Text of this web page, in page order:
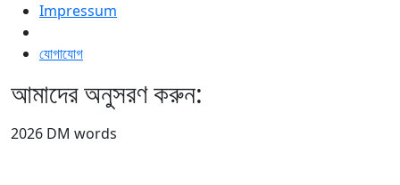
Impressum
যোগাযোগ
আমাদের অনুসরণ করুন:
2026 DM words